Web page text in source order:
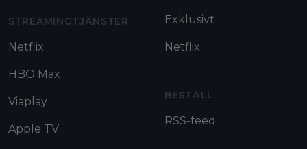
STREAMINGTJÄNSTER
Netflix
HBO Max
Viaplay
Apple TV
Exklusivt
Netflix
BESTÄLL
RSS-feed